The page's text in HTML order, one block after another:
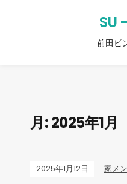
SU
前田ピ
月:2025年1月
2025年1月12日 家メ